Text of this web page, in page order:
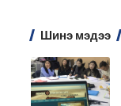
Шинэ мэдээ